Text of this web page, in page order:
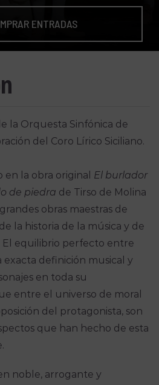
ENTRADAS
la Orquesta Sinfónica de
del Coro Lírico Siciliano.
en la obra original El burlador
de piedra de Tirso de Molina
obras maestras de
la historia de la música y de
El equilibrio perfecto entre
exacta definición musical y
en toda su
entre el universo de moral
del protagonista, son
que han hecho de esta
noble, arrogante y